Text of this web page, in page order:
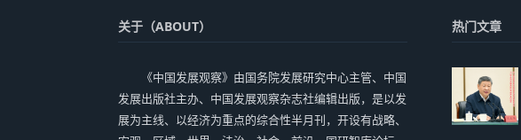
关于（ABOUT）
《中国发展观察》由国务院发展研究中心主管、中国
发展出版社主办、中国发展观察杂志社编辑出版，是以发
展为主线、以经济为重点的综合性半月刊，开设有战略、
热门文章